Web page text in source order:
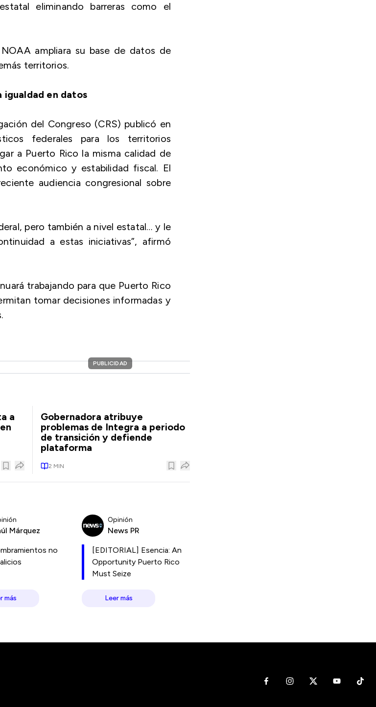
eliminando barreras como el
ampliara su base de datos de
territorios.
igualdad en datos
del Congreso (CRS) publicó en
federales para los territorios
a Puerto Rico la misma calidad de
económico y estabilidad fiscal. El
audiencia congresional sobre
pero también a nivel estatal… y le
a estas iniciativas”, afirmó
trabajando para que Puerto Rico
tomar decisiones informadas y
PUBLICIDAD
a
Gobernadora atribuye
problemas de Integra a periodo
de transición y defiende
plataforma
2 MIN
Márquez
no
más
Opinión
News PR
[EDITORIAL] Esencia: An
Opportunity Puerto Rico
Must Seize
Leer más